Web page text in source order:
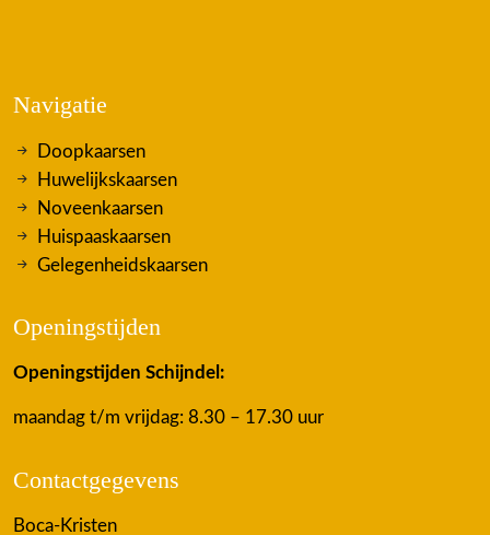
Navigatie
Doopkaarsen
Huwelijkskaarsen
Noveenkaarsen
Huispaaskaarsen
Gelegenheidskaarsen
Openingstijden
Openingstijden Schijndel:
maandag t/m vrijdag: 8.30 – 17.30 uur
Contactgegevens
Boca-Kristen